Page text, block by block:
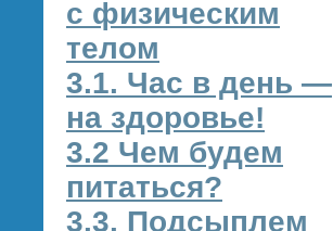
с физическим
телом
3.1. Час в день —
на здоровье!
3.2 Чем будем
питаться?
3.3. Подсыплем